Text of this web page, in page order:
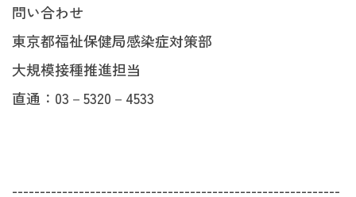
問い合わせ
東京都福祉保健局感染症対策部
大規模接種推進担当
直通：03－5320－4533
-----------------------------------------------------------